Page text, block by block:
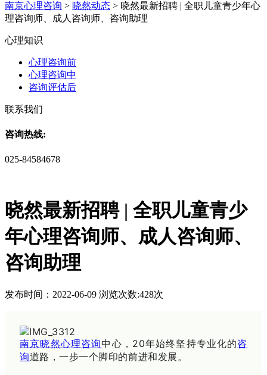
南京心理咨询 > 晓然动态 > 晓然最新招聘 | 全职儿童青少年心
理咨询师、成人咨询师、咨询助理
心理知识
心理咨询前
心理咨询中
咨询评估后
联系我们
咨询热线:
025-84584678
晓然最新招聘 | 全职儿童青少
年心理咨询师、成人咨询师、
咨询助理
发布时间：2022-06-09 浏览次数:428次
南京晓然心理咨询中心，20年始终坚持专业化的咨
询道路，一步一个脚印的前进和发展。